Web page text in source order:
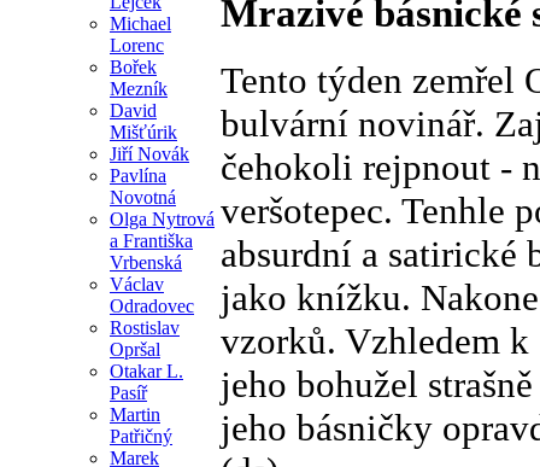
Michael
Lorenc
Bořek
Mezník
David
Mišťúrik
Jiří Novák
Pavlína
Novotná
Olga Nytrová
a Františka
Vrbenská
Václav
Odradovec
Rostislav
Opršal
Otakar L.
Pasíř
Martin
Patřičný
Marek
Mrazivé básnické
Tento týden zemřel
bulvární novinář.
čehokoli rejpnout -
veršotepec. Tenhle
absurdní a satirické
jako knížku.
vzorků. Vzhledem k
jeho bohužel
jeho básničky